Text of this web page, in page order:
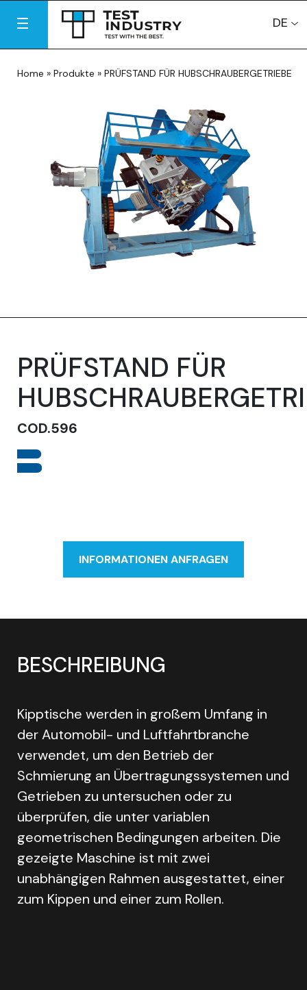
DE
Home » Produkte » PRÜFSTAND FÜR HUBSCHRAUBERGETRIEBE
PRÜFSTAND FÜR
COD.596
INFORMATIONEN ANFRAGEN
BESCHREIBUNG
Kipptische werden in großem Umfang in
der Automobil- und Luftfahrtbranche
verwendet, um den Betrieb der
Schmierung an Übertragungssystemen und
Getrieben zu untersuchen oder zu
überprüfen, die unter variablen
geometrischen Bedingungen arbeiten. Die
gezeigte Maschine ist mit zwei
unabhängigen Rahmen ausgestattet, einer
zum Kippen und einer zum Rollen.